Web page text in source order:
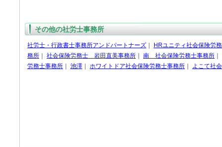
その他の社労士事務所
社労士・行政書士事務所アンドパートナーズ
HRユニティ社会保険労
務所
社会保険労務士 岩田直美事務所 南 社会保険労務士事務所
労務士事務所
池澤 ホワイトドア社会保険労務士事務所 よこて社